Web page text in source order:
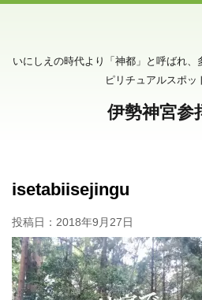
いにしえの時代より「神都」と呼ばれ
ピリチュアルスポッ
伊勢神宮参
isetabiisejingu
投稿日： 2018年9月27日